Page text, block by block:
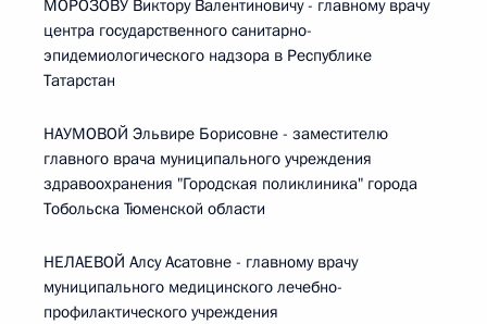
МОРОЗОВУ Виктору Валентиновичу - главному врачу
центра государственного санитарно-
эпидемиологического надзора в Республике
Татарстан
НАУМОВОЙ Эльвире Борисовне - заместителю
главного врача муниципального учреждения
здравоохранения "Городская поликлиника" города
Тобольска Тюменской области
НЕЛАЕВОЙ Алсу Асатовне - главному врачу
муниципального медицинского лечебно-
профилактического учреждения